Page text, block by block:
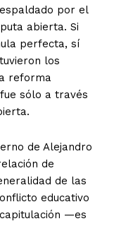
por el
abierta. Si
perfecta, sí
los
reforma
sólo a través
de Alejandro
de
de las
educativo
—es